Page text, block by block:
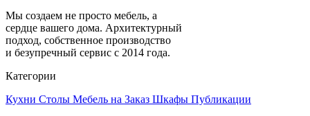
Мы создаем не просто мебель, а
сердце вашего дома. Архитектурный
подход, собственное производство
и безупречный сервис с 2014 года.
Категории
Кухни Столы Мебель на Заказ Шкафы Публикации